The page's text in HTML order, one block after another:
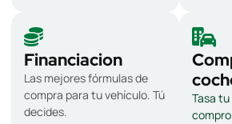
Financiacion
Las mejores fórmulas de
compra para tu vehículo. Tú
decides.
Tasa